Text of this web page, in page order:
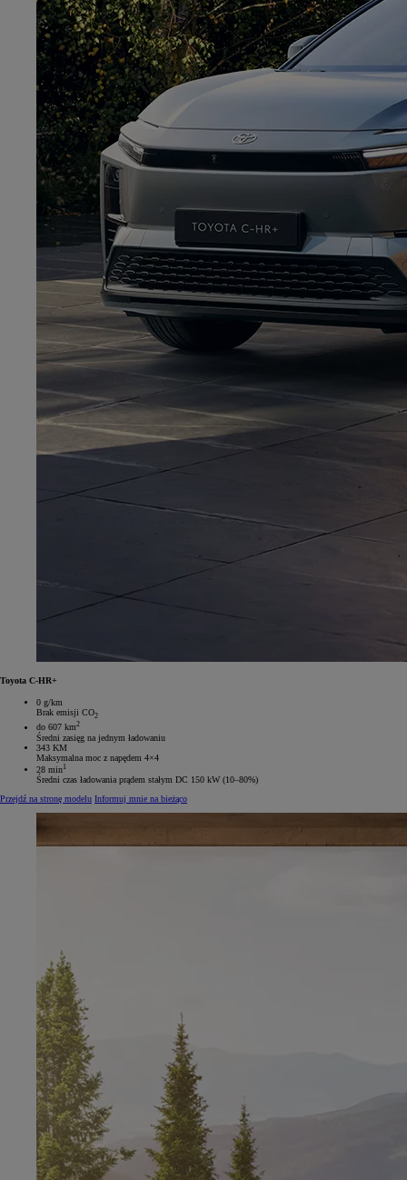
Toyota C-HR+
0 g/km
Brak emisji CO2
do 607 km2
Średni zasięg na jednym ładowaniu
343 KM
Maksymalna moc z napędem 4×4
28 min1
Średni czas ładowania prądem stałym DC 150 kW (10–80%)
Przejdź na stronę modelu Informuj mnie na bieżąco